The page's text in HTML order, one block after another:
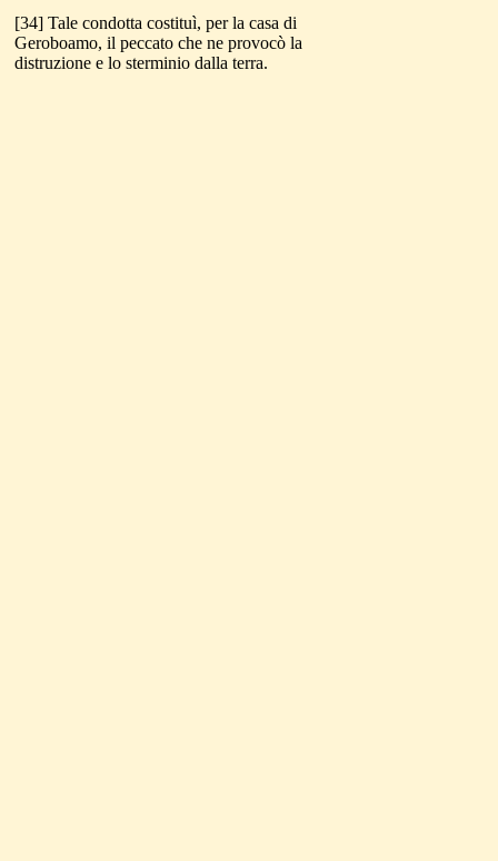
[34] Tale condotta costituì, per la casa di
Geroboamo, il peccato che ne provocò la
distruzione e lo sterminio dalla terra.